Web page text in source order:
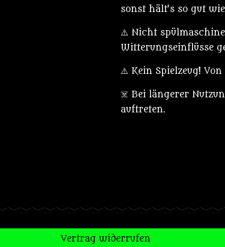
sonst hält’s so gut
⚠️ Nicht
Witterungseinflüsse
⚠️ Kein Spielzeug!
☠️ Bei längerer
auftreten.
Vertrag widerrufen